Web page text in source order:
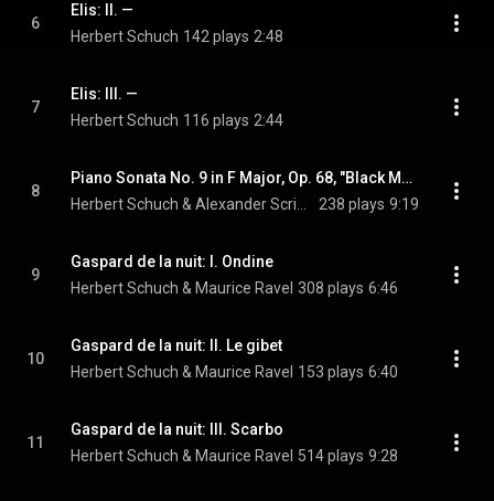
6
Elis: II. —
Herbert Schuch 142 plays 2:48
7
Elis: III. —
Herbert Schuch 116 plays 2:44
8
Piano Sonata No. 9 in F Major, Op. 68, "Black Mass"
238 plays 9:19
9
Gaspard de la nuit: I. Ondine
Herbert Schuch & Maurice Ravel 308 plays 6:46
10
Gaspard de la nuit: II. Le gibet
Herbert Schuch & Maurice Ravel 153 plays 6:40
11
Gaspard de la nuit: III. Scarbo
Herbert Schuch & Maurice Ravel 514 plays 9:28